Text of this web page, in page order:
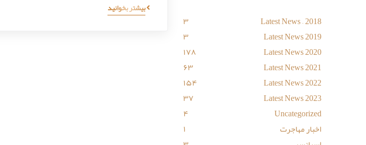
بیشتر بخوانید
Latest News – 2018
۳
Latest News 2019
۳
Latest News 2020
۱۷۸
Latest News 2021
۶۳
Latest News 2022
۱۵۴
Latest News 2023
۳۷
Uncategorized
۴
اخبار مهاجرت
۱